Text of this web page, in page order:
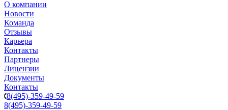
О компании
Новости
Команда
Отзывы
Карьера
Контакты
Партнеры
Лицензии
Документы
Контакты
8(495)-359-49-59
8(495)-359-49-59